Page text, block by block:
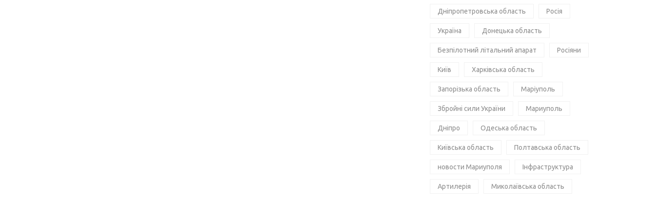
Дніпропетровська область Росія
Україна Донецька область
Безпілотний літальний апарат Росіяни
Київ Харківська область
Запорізька область Маріуполь
Збройні сили України Мариуполь
Дніпро Одеська область
Київська область Полтавська область
новости Мариуполя Інфраструктура
Артилерія Миколаївська область